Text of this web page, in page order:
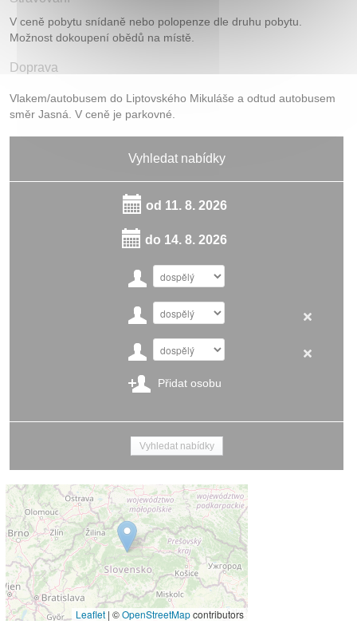
V ceně pobytu snídaně nebo polopenze dle druhu pobytu.
Možnost dokoupení obědů na místě.
Doprava
Vlakem/autobusem do Liptovského Mikuláše a odtud autobusem
směr Jasná. V ceně je parkovné.
Vyhledat nabídky
od 11. 8. 2026
do 14. 8. 2026
Přidat osobu
Leaflet | ©OpenStreetMapcontributors